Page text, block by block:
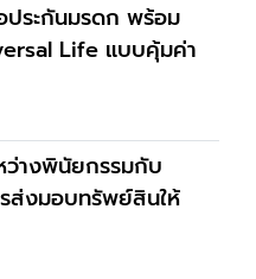
ระกันมรดก พร้อม
Life แบบคุ้มค่า
ว่างพินัยกรรมกับ
ส่งมอบทรัพย์สินให้